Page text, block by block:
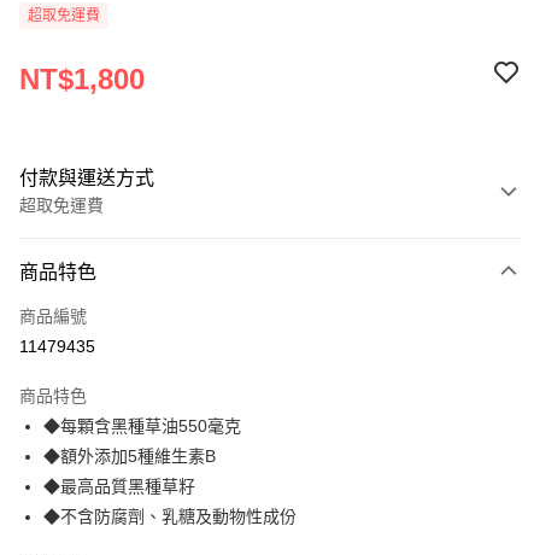
超取免運費
NT$1,800
付款與運送方式
超取免運費
全家線上支付
超商取貨付款
運送方式
全家取貨付款-廠商出貨
免運費
付款後全家取貨-廠商出貨
商品特色
商品編號
11479435
商品特色
◆每顆含黑種草油550毫克
◆額外添加5種維生素B
◆最高品質黑種草籽
◆不含防腐劑、乳糖及動物性成份